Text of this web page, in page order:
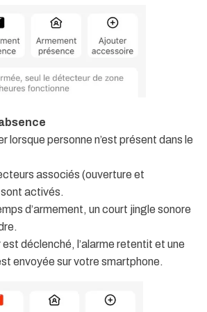
lorsque personne n’est présent dans le
associés (ouverture et
activés.
d’armement, un court jingle sonore
déclenché, l’alarme retentit et une
envoyée sur votre smartphone.